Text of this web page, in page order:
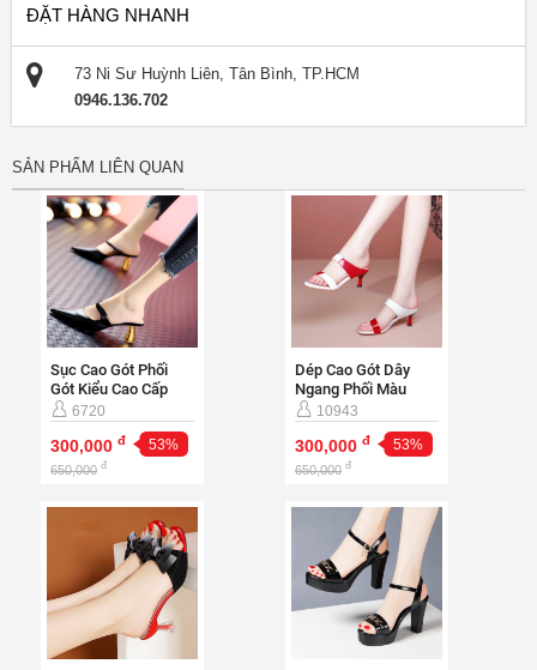
ĐẶT HÀNG NHANH
73 Ni Sư Huỳnh Liên, Tân Bình, TP.HCM
0946.136.702
SẢN PHẨM LIÊN QUAN
Sục Cao Gót Phối
Gót Kiểu Cao Cấp
[DA-5]-CG150
300,000 đ 53%
650,000 đ
6720
Dép Cao Gót Dây
Ngang Phối Màu
[DABO-5]-D307
300,000 đ 53%
650,000 đ
10943